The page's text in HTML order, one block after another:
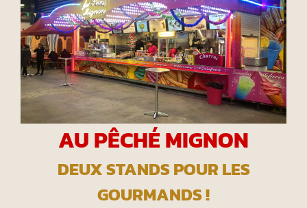
AU PÊCHÉ MIGNON
DEUX STANDS POUR LES
GOURMANDS !